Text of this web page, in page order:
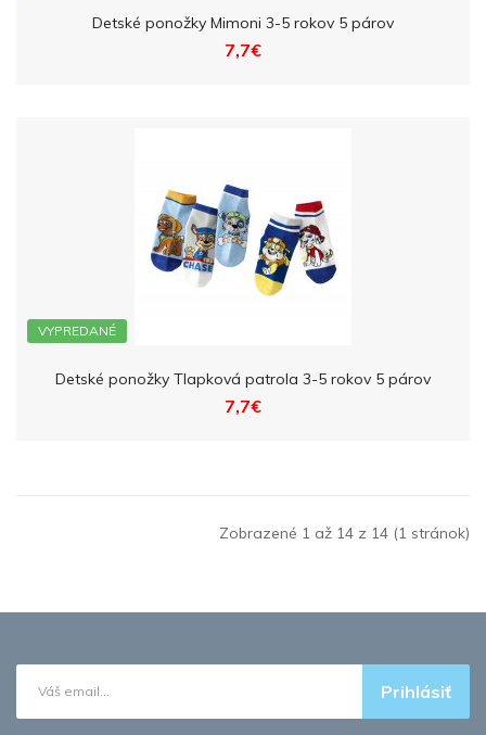
Detské ponožky Mimoni 3-5 rokov 5 párov
7,7€
VYPREDANÉ
Detské ponožky Tlapková patrola 3-5 rokov 5 párov
7,7€
Zobrazené 1 až 14 z 14 (1 stránok)
Prihlásiť